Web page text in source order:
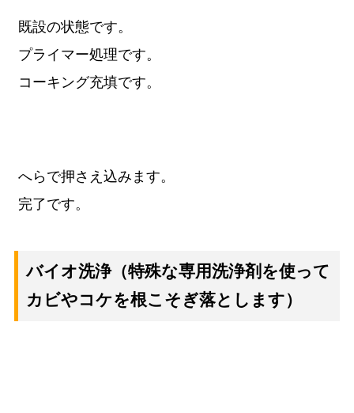
既設の状態です。
プライマー処理です。
コーキング充填です。
へらで押さえ込みます。
完了です。
バイオ洗浄（特殊な専用洗浄剤を使って
カビやコケを根こそぎ落とします）